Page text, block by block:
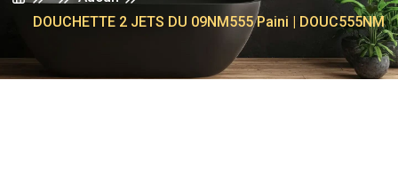
DOUCHETTE 2 JETS DU 09NM555 Paini | DOUC555NM